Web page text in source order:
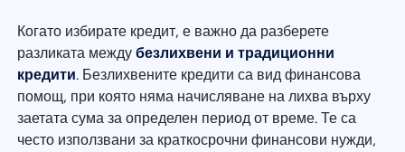
Когато избирате кредит, е важно да разберете
разликата междубезлихвени и традиционни
кредити. Безлихвените кредити са вид финансова
помощ, при която няма начисляване на лихва върху
заетата сума за определен период от време. Те са
често използвани за краткосрочни финансови нужди,